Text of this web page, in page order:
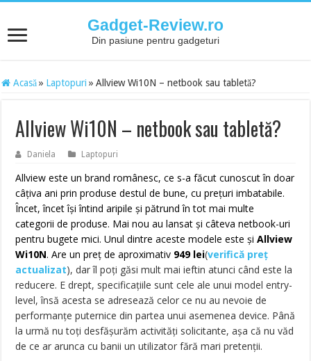
Gadget-Review.ro
Din pasiune pentru gadgeturi
Acasă » Laptopuri » Allview Wi10N – netbook sau tabletă?
Allview Wi10N – netbook sau tabletă?
Daniela Laptopuri
Allview este un brand românesc, ce s-a făcut cunoscut în doar
câțiva ani prin produse destul de bune, cu prețuri imbatabile.
Încet, încet își întind aripile și pătrund în tot mai multe
categorii de produse. Mai nou au lansat și câteva netbook-uri
pentru bugete mici. Unul dintre aceste modele este șiAllview
Wi10N. Are un preț de aproximativ 949 lei(verifică preț
actualizat), dar îl poți găsi mult mai ieftin atunci când este la
reducere. E drept, specificațiile sunt cele ale unui model entry-
level, însă acesta se adresează celor ce nu au nevoie de
performanțe puternice din partea unui asemenea device. Până
la urmă nu toți desfășurăm activități solicitante, așa că nu văd
de ce ar arunca cu banii un utilizator fără mari pretenții.